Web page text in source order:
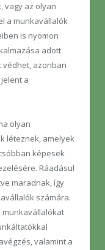
vagy az olyan
a munkavállalók
is nyomon
adott
védhet, azonban
a
olyan
léteznek, amelyek
képesek
Ráadásul
maradnak, így
számára.
munkavállalókat
valamint a